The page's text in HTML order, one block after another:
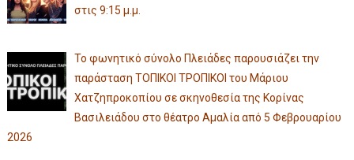
στις 9:15 μ.μ.
Το φωνητικό σύνολο Πλειάδες παρουσιάζει την
παράσταση ΤΟΠΙΚΟΙ ΤΡΟΠΙΚΟΙ του Μάριου
Χατζηπροκοπίου σε σκηνοθεσία της Κορίνας
Βασιλειάδου στο θέατρο Αμαλία από 5 Φεβρουαρίου
2026